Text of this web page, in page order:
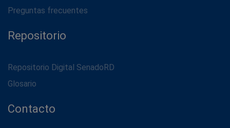
Preguntas frecuentes
Repositorio
Repositorio Digital SenadoRD
Glosario
Contacto